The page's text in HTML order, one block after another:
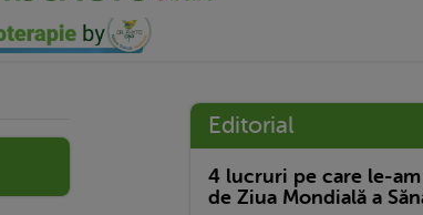
Editorial
4 lucruri pe care le-
de Ziua Mondială a